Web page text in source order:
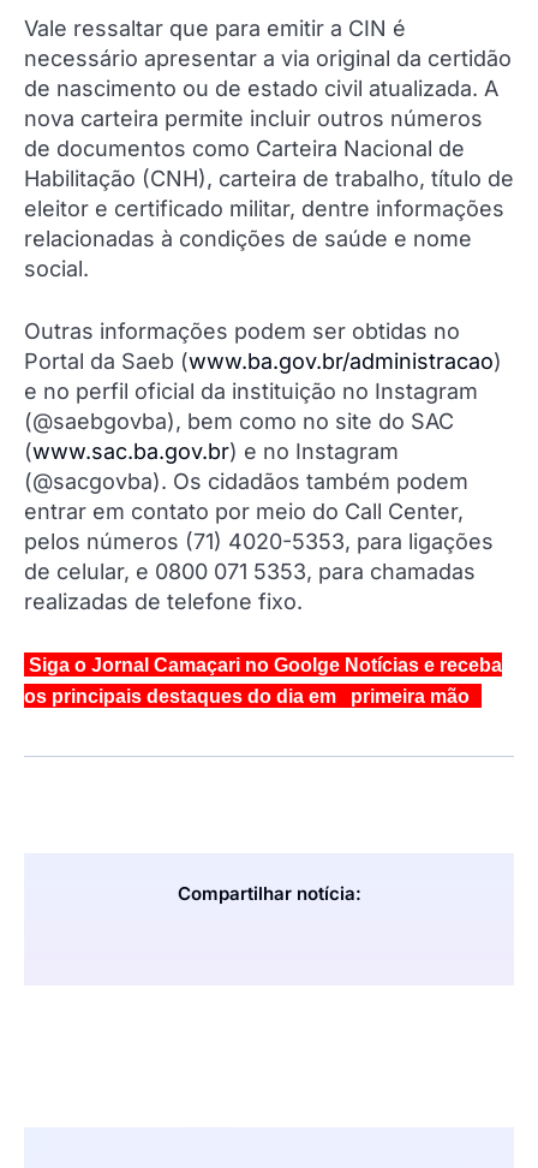
Vale ressaltar que para emitir a CIN é
necessário apresentar a via original da certidão
de nascimento ou de estado civil atualizada. A
nova carteira permite incluir outros números
de documentos como Carteira Nacional de
Habilitação (CNH), carteira de trabalho, título de
eleitor e certificado militar, dentre informações
relacionadas à condições de saúde e nome
social.
Outras informações podem ser obtidas no
Portal da Saeb (www.ba.gov.br/administracao)
e no perfil oficial da instituição no Instagram
(@saebgovba), bem como no site do SAC
(www.sac.ba.gov.br) e no Instagram
(@sacgovba). Os cidadãos também podem
entrar em contato por meio do Call Center,
pelos números (71) 4020-5353, para ligações
de celular, e 0800 071 5353, para chamadas
realizadas de telefone fixo.
Siga o Jornal Camaçari no Goolge Notícias e receba
os principais destaques do dia em primeira mão
Compartilhar notícia: